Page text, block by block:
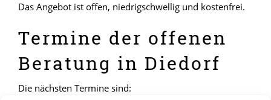
Das Angebot ist offen, niedrigschwellig und kostenfrei.
Termine der offenen
Beratung in Diedorf
Die nächsten Termine sind: